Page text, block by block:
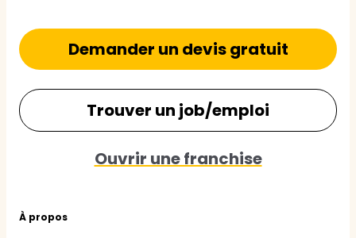
À propos
Demander un devis gratuit
Trouver un job/emploi
Ouvrir une franchise